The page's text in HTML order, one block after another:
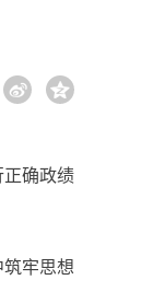
确政绩
牢思想